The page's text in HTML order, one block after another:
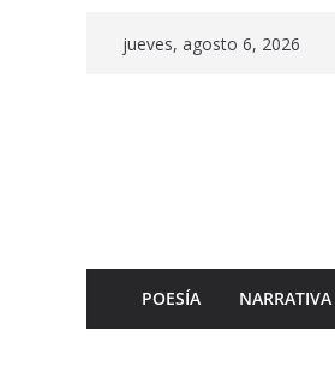
jueves, agosto 6, 2026
POESÍA NARRATIVA